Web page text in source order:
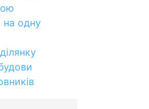
на одну